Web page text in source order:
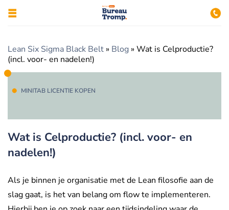
Lean Six Sigma Black Belt » Blog » Wat is Celproductie?
(incl. voor- en nadelen!)
MINITAB LICENTIE KOPEN
Wat is Celproductie? (incl. voor- en
nadelen!)
Als je binnen je organisatie met de Lean filosofie aan de
slag gaat, is het van belang om flow te implementeren.